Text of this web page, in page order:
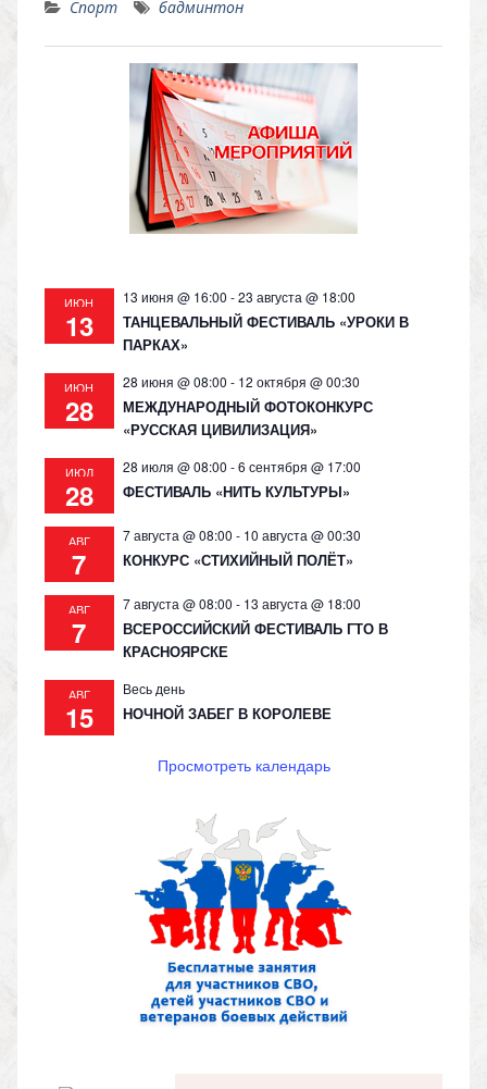
n
o
kl
as
s
ni
ki
e
gr
a
m
at
s
A
p
p
y
Li
n
k
Спорт бадминтон
ИЮН
13
13 июня @ 16:00 -23 августа @ 18:00
ТАНЦЕВАЛЬНЫЙ ФЕСТИВАЛЬ «УРОКИ В
ПАРКАХ»
ИЮН
28
28 июня @ 08:00 - 12 октября @ 00:30
МЕЖДУНАРОДНЫЙ ФОТОКОНКУРС
«РУССКАЯ ЦИВИЛИЗАЦИЯ»
ИЮЛ
28
28 июля @ 08:00 -6 сентября @ 17:00
ФЕСТИВАЛЬ «НИТЬ КУЛЬТУРЫ»
АВГ
7
7 августа @ 08:00 - 10 августа @ 00:30
КОНКУРС «СТИХИЙНЫЙ ПОЛЁТ»
АВГ
7
7 августа @ 08:00 - 13 августа @ 18:00
ВСЕРОССИЙСКИЙ ФЕСТИВАЛЬ ГТО В
КРАСНОЯРСКЕ
АВГ
15
Весь день
НОЧНОЙ ЗАБЕГ В КОРОЛЕВЕ
Просмотреть календарь